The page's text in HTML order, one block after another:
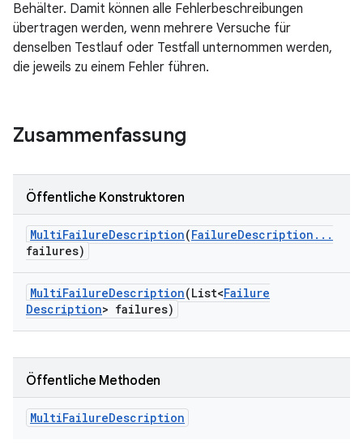
Behälter. Damit können alle Fehlerbeschreibungen
übertragen werden, wenn mehrere Versuche für
denselben Testlauf oder Testfall unternommen werden,
die jeweils zu einem Fehler führen.
Zusammenfassung
Öffentliche Konstruktoren
MultiFailureDescription(FailureDescription . . .
failures)
MultiFailureDescription(List<Failure
Description> failures)
Öffentliche Methoden
MultiFailureDescription